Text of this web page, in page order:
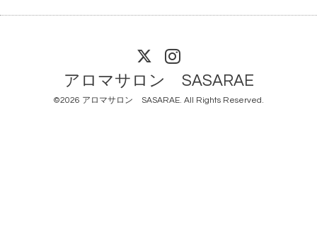
アロマサロン SASARAE
©2026 アロマサロン SASARAE. All Rights Reserved.